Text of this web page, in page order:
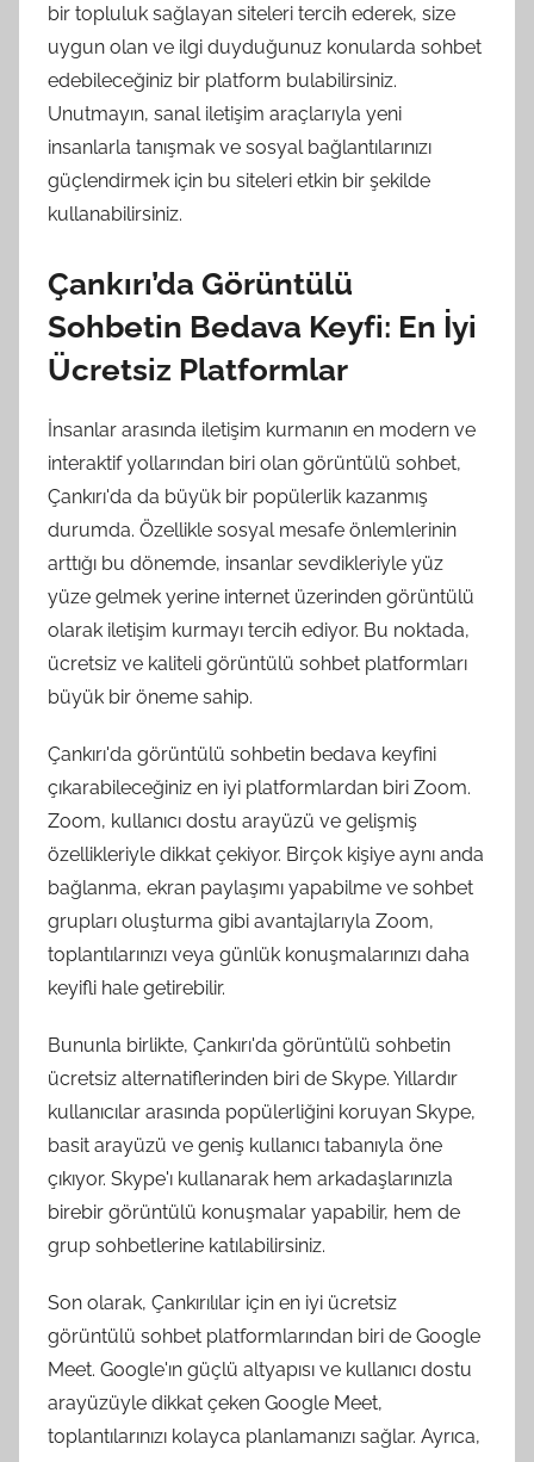
bir topluluk sağlayan siteleri tercih ederek, size
uygun olan ve ilgi duyduğunuz konularda sohbet
edebileceğiniz bir platform bulabilirsiniz.
Unutmayın, sanal iletişim araçlarıyla yeni
insanlarla tanışmak ve sosyal bağlantılarınızı
güçlendirmek için bu siteleri etkin bir şekilde
kullanabilirsiniz.
Çankırı’da Görüntülü
Sohbetin Bedava Keyfi: En İyi
Ücretsiz Platformlar
İnsanlar arasında iletişim kurmanın en modern ve
interaktif yollarından biri olan görüntülü sohbet,
Çankırı'da da büyük bir popülerlik kazanmış
durumda. Özellikle sosyal mesafe önlemlerinin
arttığı bu dönemde, insanlar sevdikleriyle yüz
yüze gelmek yerine internet üzerinden görüntülü
olarak iletişim kurmayı tercih ediyor. Bu noktada,
ücretsiz ve kaliteli görüntülü sohbet platformları
büyük bir öneme sahip.
Çankırı'da görüntülü sohbetin bedava keyfini
çıkarabileceğiniz en iyi platformlardan biri Zoom.
Zoom, kullanıcı dostu arayüzü ve gelişmiş
özellikleriyle dikkat çekiyor. Birçok kişiye aynı anda
bağlanma, ekran paylaşımı yapabilme ve sohbet
grupları oluşturma gibi avantajlarıyla Zoom,
toplantılarınızı veya günlük konuşmalarınızı daha
keyifli hale getirebilir.
Bununla birlikte, Çankırı'da görüntülü sohbetin
ücretsiz alternatiflerinden biri de Skype. Yıllardır
kullanıcılar arasında popülerliğini koruyan Skype,
basit arayüzü ve geniş kullanıcı tabanıyla öne
çıkıyor. Skype'ı kullanarak hem arkadaşlarınızla
birebir görüntülü konuşmalar yapabilir, hem de
grup sohbetlerine katılabilirsiniz.
Son olarak, Çankırılılar için en iyi ücretsiz
görüntülü sohbet platformlarından biri de Google
Meet. Google'ın güçlü altyapısı ve kullanıcı dostu
arayüzüyle dikkat çeken Google Meet,
toplantılarınızı kolayca planlamanızı sağlar. Ayrıca,